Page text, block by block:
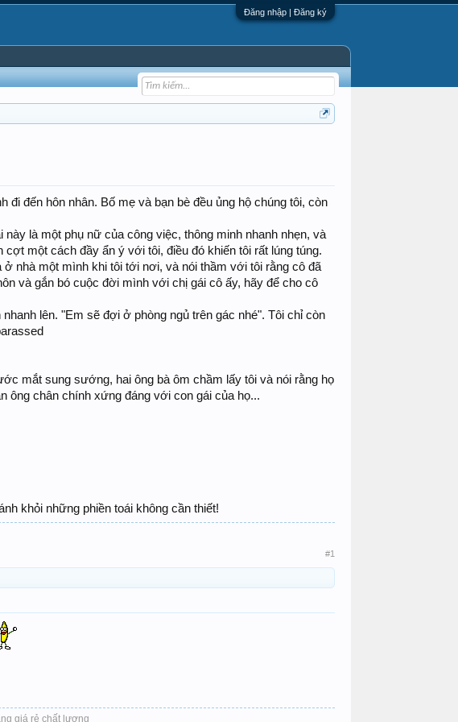
Đăng nhập | Đăng ký
đi đến hôn nhân. Bố mẹ và bạn bè đều ủng hộ chúng tôi, còn
là một phụ nữ của công việc, thông minh nhanh nhẹn, và
một cách đầy ẩn ý với tôi, điều đó khiến tôi rất lúng túng.
nhà một mình khi tôi tới nơi, và nói thầm với tôi rằng cô đã
và gắn bó cuộc đời mình với chị gái cô ấy, hãy để cho cô
lên. "Em sẽ đợi ở phòng ngủ trên gác nhé". Tôi chỉ còn
mắt sung sướng, hai ông bà ôm chầm lấy tôi và nói rằng họ
ông chân chính xứng đáng với con gái của họ...
khỏi những phiền toái không cần thiết!
#1
giá rẻ chất lượng